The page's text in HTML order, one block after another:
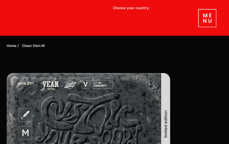
Choose your country:
Home / Clean Skin M